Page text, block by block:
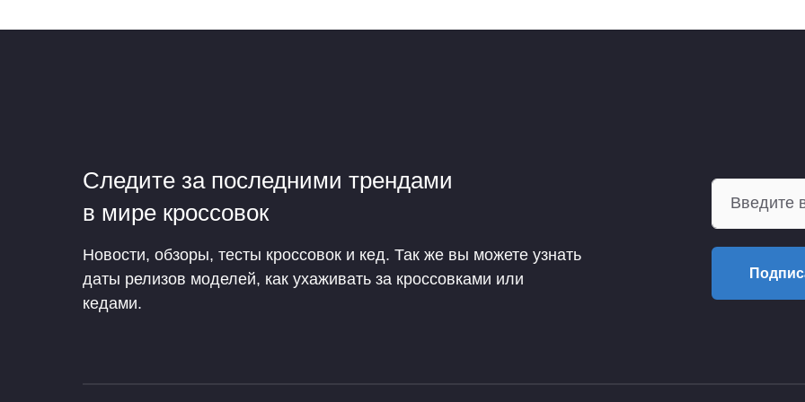
Следите за последними трендами
в мире кроссовок
Новости, обзоры, тесты кроссовок и кед. Так же вы можете узнать
даты релизов моделей, как ухаживать за кроссовками или
кедами.